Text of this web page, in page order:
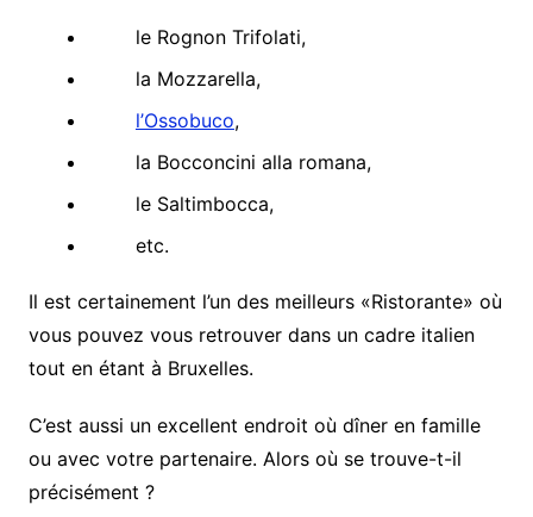
le Rognon Trifolati,
la Mozzarella,
l’Ossobuco,
la Bocconcini alla romana,
le Saltimbocca,
etc.
Il est certainement l’un des meilleurs «Ristorante» où
vous pouvez vous retrouver dans un cadre italien
tout en étant à Bruxelles.
C’est aussi un excellent endroit où dîner en famille
ou avec votre partenaire. Alors où se trouve-t-il
précisément ?